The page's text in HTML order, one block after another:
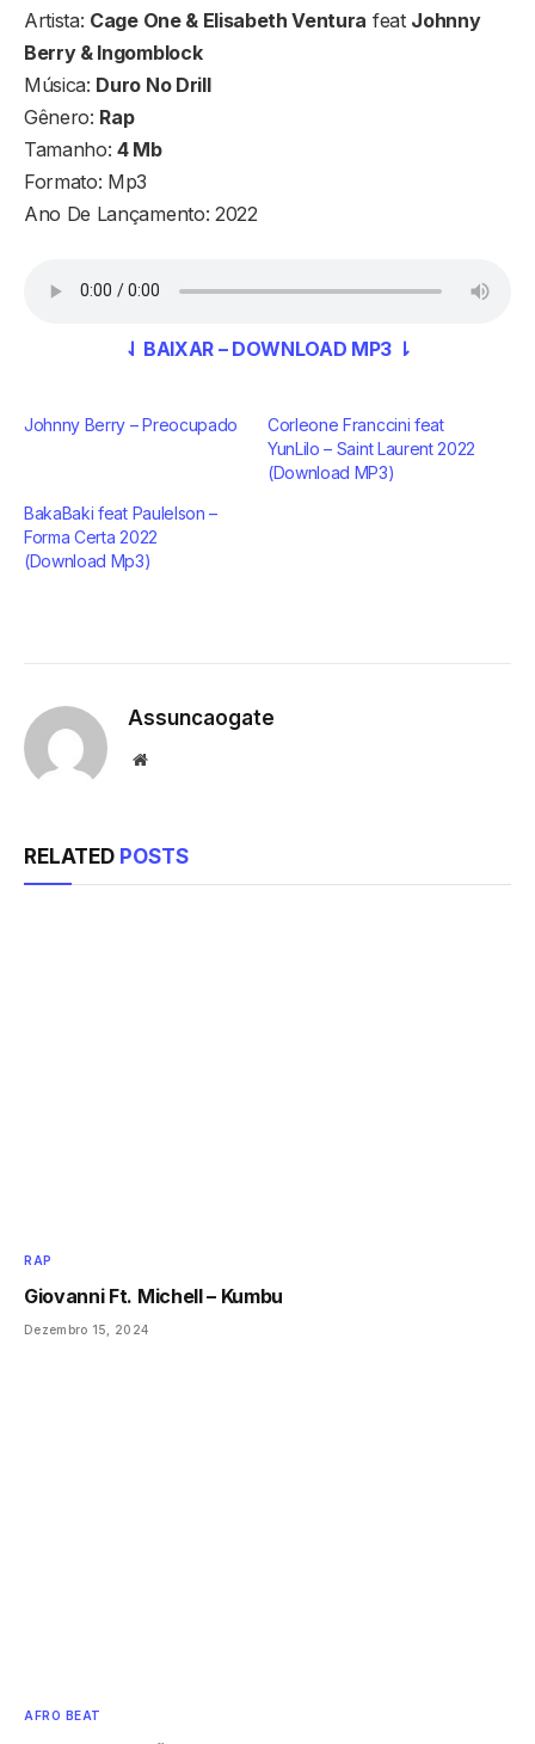
Artista: Cage One & Elisabeth Ventura feat Johnny
Berry & Ingomblock
Música: Duro No Drill
Gênero: Rap
Tamanho:4 Mb
Formato: Mp3
Ano De Lançamento: 2022
⇃ BAIXAR – DOWNLOAD MP3 ⇂
Johnny Berry – Preocupado
Corleone Franccini feat
YunLilo – Saint Laurent 2022
(Download MP3)
BakaBaki feat Paulelson –
Forma Certa 2022
(Download Mp3)
Assuncaogate
Website
RELATED POSTS
RAP
Giovanni Ft. Michell – Kumbu
Dezembro 15, 2024
AFRO BEAT